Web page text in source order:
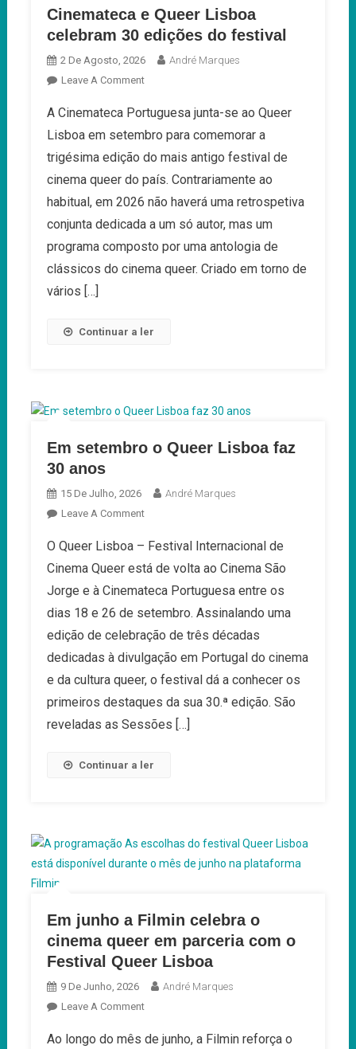
Cinemateca e Queer Lisboa
celebram 30 edições do festival
2 De Agosto, 2026
André Marques
Leave A CommentOn
E
Queer
Lisboa
30
Edições
Do
Festival
A Cinemateca Portuguesa junta-se ao Queer
Lisboa em setembro para comemorar a
trigésima edição do mais antigo festival de
cinema queer do país. Contrariamente ao
habitual, em 2026 não haverá uma retrospetiva
conjunta dedicada a um só autor, mas um
programa composto por uma antologia de
clássicos do cinema queer. Criado em torno de
vários […]
Continuar a ler
Em setembro o Queer Lisboa faz
30 anos
15 De Julho, 2026
André Marques
Leave A CommentOn
Setembro
O
Queer
30
Anos
O Queer Lisboa – Festival Internacional de
Cinema Queer está de volta ao Cinema São
Jorge e à Cinemateca Portuguesa entre os
dias 18 e 26 de setembro. Assinalando uma
edição de celebração de três décadas
dedicadas à divulgação em Portugal do cinema
e da cultura queer, o festival dá a conhecer os
primeiros destaques da sua 30.ª edição. São
reveladas as Sessões […]
Continuar a ler
Em junho a Filmin celebra o
cinema queer em parceria com o
Festival Queer Lisboa
9 De Junho, 2026
André Marques
Leave A CommentOn
Junho
Ao longo do mês de junho, a Filmin reforça o